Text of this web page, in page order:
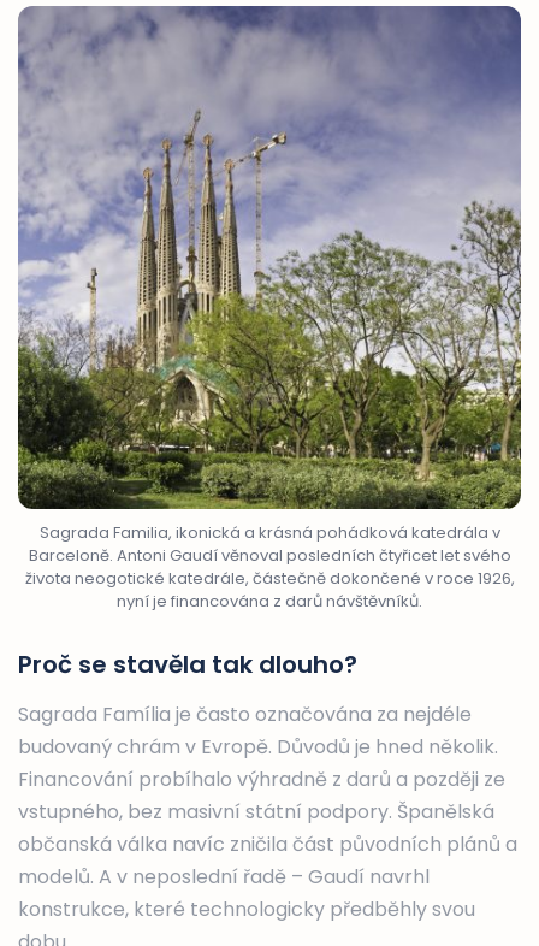
Sagrada Familia, ikonická a krásná pohádková katedrála v
Barceloně. Antoni Gaudí věnoval posledních čtyřicet let svého
života neogotické katedrále, částečně dokončené v roce 1926,
nyní je financována z darů návštěvníků.
Proč se stavěla tak dlouho?
Sagrada Família je často označována za nejdéle
budovaný chrám v Evropě. Důvodů je hned několik.
Financování probíhalo výhradně z darů a později ze
vstupného, bez masivní státní podpory. Španělská
občanská válka navíc zničila část původních plánů a
modelů. A v neposlední řadě – Gaudí navrhl
konstrukce, které technologicky předběhly svou